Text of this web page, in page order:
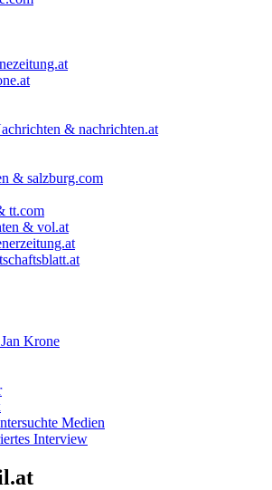
& nachrichten.at
& salzburg.com
tt.com
& vol.at
Krone
Medien
Interview